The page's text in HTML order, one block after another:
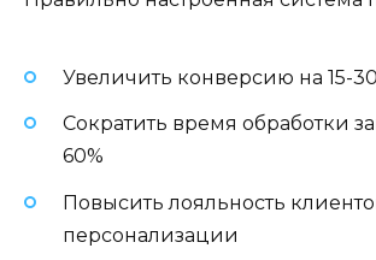
Увеличить конверсию на 15-
Сократить время обработки
60%
Повысить лояльность
персонализации